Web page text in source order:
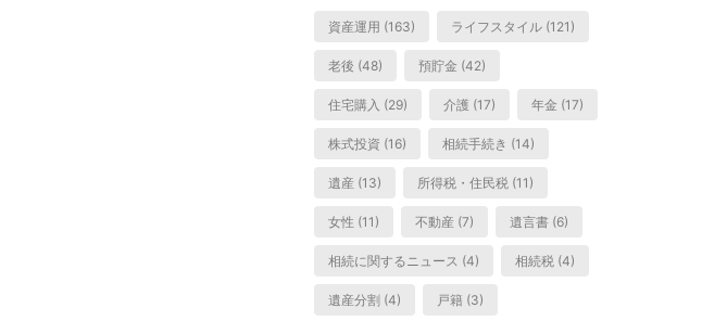
資産運用 (163) ライフスタイル (121)
老後 (48) 預貯金 (42)
住宅購入 (29) 介護 (17) 年金 (17)
株式投資 (16) 相続手続き (14)
遺産 (13) 所得税・住民税 (11)
女性 (11) 不動産 (7) 遺言書 (6)
相続に関するニュース (4) 相続税 (4)
遺産分割 (4) 戸籍 (3)